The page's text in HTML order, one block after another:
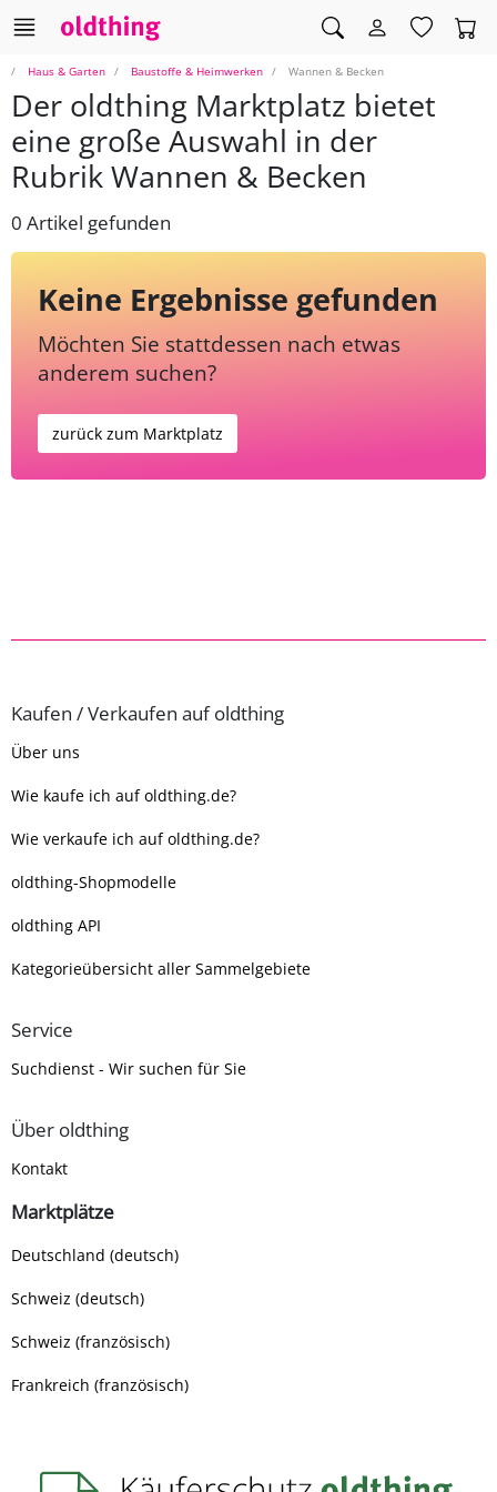
Haus & Garten Baustoffe & Heimwerken Wannen & Becken
Der oldthing Marktplatz bietet
eine große Auswahl in der
Rubrik Wannen & Becken
0 Artikel gefunden
Keine Ergebnisse gefunden
Möchten Sie stattdessen nach etwas
anderem suchen?
zurück zum Marktplatz
Kaufen / Verkaufen auf oldthing
Über uns
Wie kaufe ich auf oldthing.de?
Wie verkaufe ich auf oldthing.de?
oldthing-Shopmodelle
oldthing API
Kategorieübersicht aller Sammelgebiete
Service
Suchdienst - Wir suchen für Sie
Über oldthing
Kontakt
Marktplätze
Deutschland (deutsch)
Schweiz (deutsch)
Schweiz (französisch)
Frankreich (französisch)